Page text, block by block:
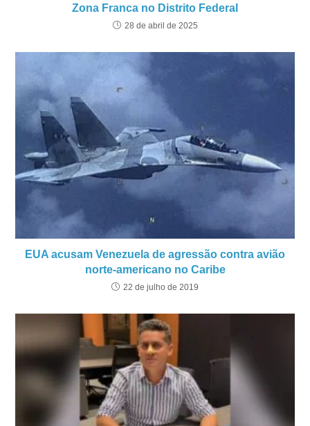
Zona Franca no Distrito Federal
28 de abril de 2025
EUA acusam Venezuela de agressão contra avião
norte-americano no Caribe
22 de julho de 2019